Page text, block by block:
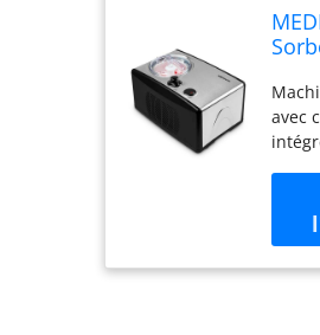
litre,
MD
avec
de
-